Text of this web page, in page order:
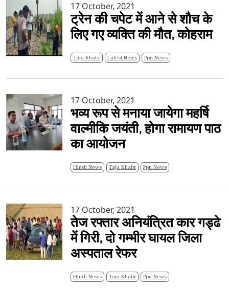
17 October, 2021
ट्रेन की चपेट में आने से शौच के
लिए गए व्यक्ति की मौत, कोहराम
Taja Khabr Latest News Ppn News
17 October, 2021
भव्य रूप से मनाया जायेगा महर्षि
वाल्मीकि जयंती, होगा रामायण पाठ
का आयोजन
Hindi News Taja Khabr Ppn News
17 October, 2021
तेज रफ्तार अनियंत्रित कार गड्ढे
में गिरी, दो गम्भीर घायल जिला
अस्पताल रेफर
Hindi News Taja Khabr Ppn News